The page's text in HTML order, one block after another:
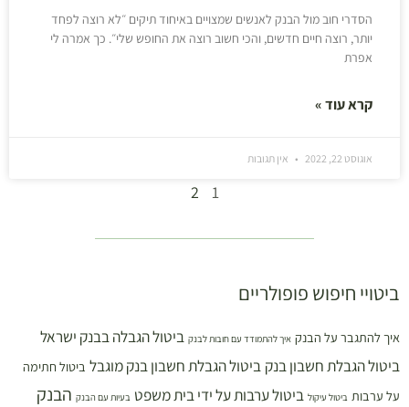
הסדרי חוב מול הבנק לאנשים שמצויים באיחוד תיקים ״לא רוצה לפחד
יותר, רוצה חיים חדשים, והכי חשוב רוצה את החופש שלי״. כך אמרה לי
אפרת
קרא עוד »
אוגוסט 22, 2022 אין תגובות
1
2
ביטויי חיפוש פופולריים
איך להתגבר על הבנק איך להתמודד עם חובות לבנק ביטול הגבלה בבנק ישראל
ביטול הגבלת חשבון בנק ביטול הגבלת חשבון בנק מוגבל ביטול חתימה
על ערבות ביטול עיקול ביטול ערבות על ידי בית משפט בעיות עם הבנק הבנק